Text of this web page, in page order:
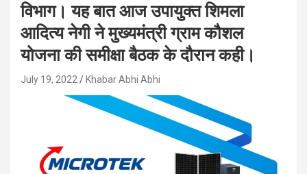
विभाग। यह बात आज उपायुक्त शिमला
आदित्य नेगी ने मुख्यमंत्री ग्राम कौशल
योजना की समीक्षा बैठक के दौरान कही।
July 19, 2022 Khabar Abhi Abhi